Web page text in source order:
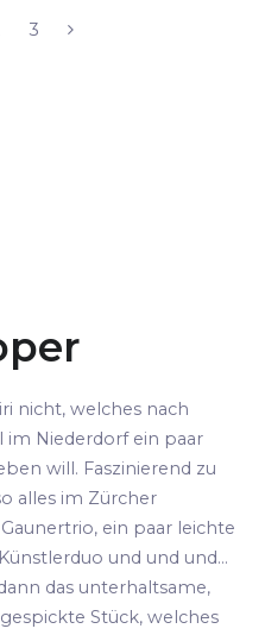
3
nicht, welches nach
Niederdorf ein paar
will. Faszinierend zu
alles im Zürcher
ein paar leichte
und und und...
das unterhaltsame,
Stück, welches